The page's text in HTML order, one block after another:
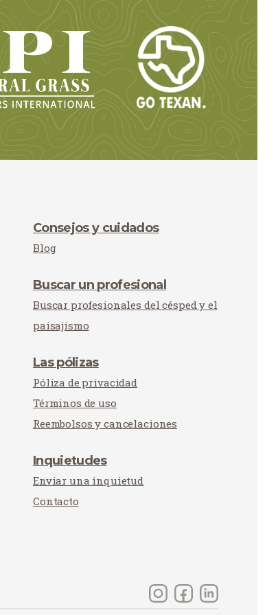
Consejos y cuidados
Blog
Buscar un profesional
Buscar profesionales del césped y el
paisajismo
Las pólizas
Póliza de privacidad
Términos de uso
Reembolsos y cancelaciones
Inquietudes
Enviar una inquietud
Contacto